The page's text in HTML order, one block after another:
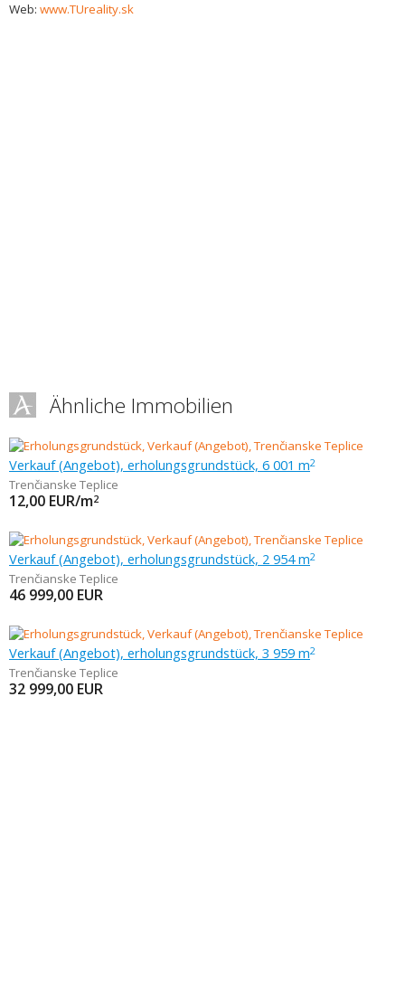
Web: www.TUreality.sk
Ähnliche Immobilien
Verkauf (Angebot), erholungsgrundstück, 6 001 m2
Trenčianske Teplice
12,00 EUR/m2
Verkauf (Angebot), erholungsgrundstück, 2 954 m2
Trenčianske Teplice
46 999,00 EUR
Verkauf (Angebot), erholungsgrundstück, 3 959 m2
Trenčianske Teplice
32 999,00 EUR